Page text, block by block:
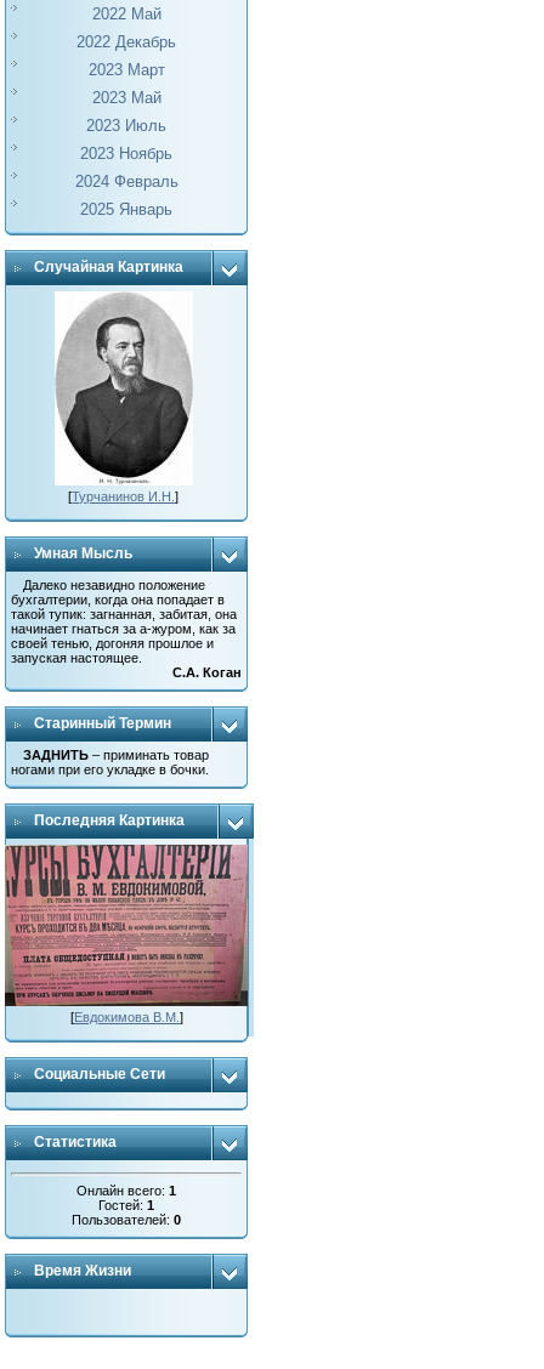
2022 Май
2022 Декабрь
2023 Март
2023 Май
2023 Июль
2023 Ноябрь
2024 Февраль
2025 Январь
Случайная Картинка
[Турчанинов И.Н.]
Умная Мысль
Далеко незавидно положение
бухгалтерии, когда она попадает в
такой тупик: загнанная, забитая, она
начинает гнаться за а-журом, как за
своей тенью, догоняя прошлое и
запуская настоящее.
С.А. Коган
Старинный Термин
ЗАДНИТЬ – приминать товар
ногами при его укладке в бочки.
Последняя Картинка
[Евдокимова В.М. ]
Социальные Сети
Статистика
Онлайн всего:1
Гостей:1
Пользователей:0
Время Жизни